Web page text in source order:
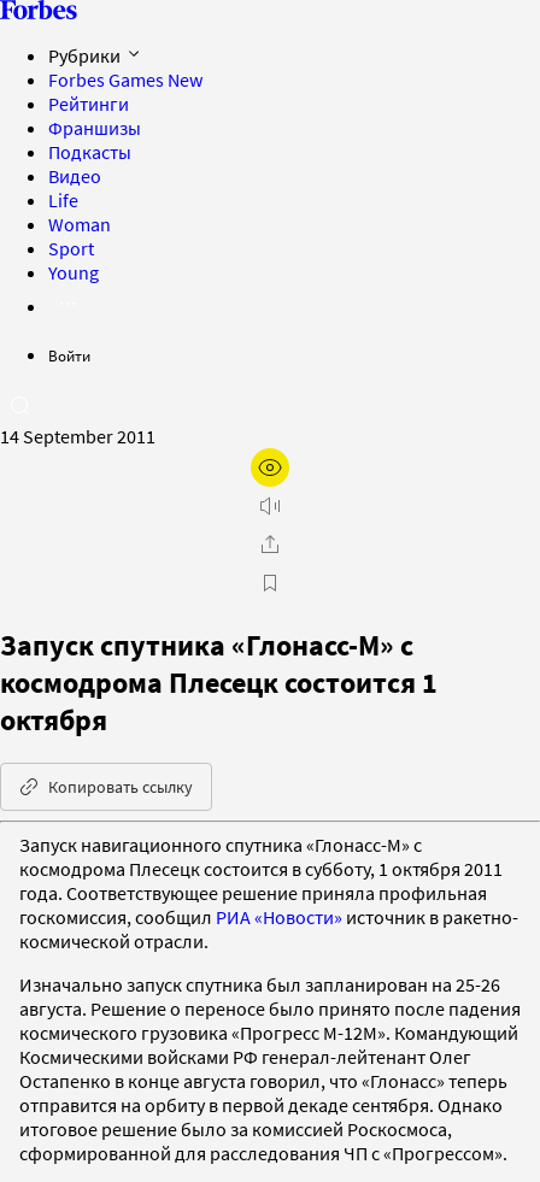
Рубрики
Forbes Games New
Рейтинги
Франшизы
Подкасты
Видео
Life
Woman
Sport
Young
Войти
14 September 2011
Запуск спутника «Глонасс-М» с
космодрома Плесецк состоится 1
октября
Копировать ссылку
Запуск навигационного спутника «Глонасс-М» с
космодрома Плесецк состоится в субботу, 1 октября 2011
года. Соответствующее решение приняла профильная
госкомиссия, сообщил РИА «Новости» источник в ракетно-
космической отрасли.
Изначально запуск спутника был запланирован на 25-26
августа. Решение о переносе было принято после падения
космического грузовика «Прогресс М-12М». Командующий
Космическими войсками РФ генерал-лейтенант Олег
Остапенко в конце августа говорил, что «Глонасс» теперь
отправится на орбиту в первой декаде сентября. Однако
итоговое решение было за комиссией Роскосмоса,
сформированной для расследования ЧП с «Прогрессом».